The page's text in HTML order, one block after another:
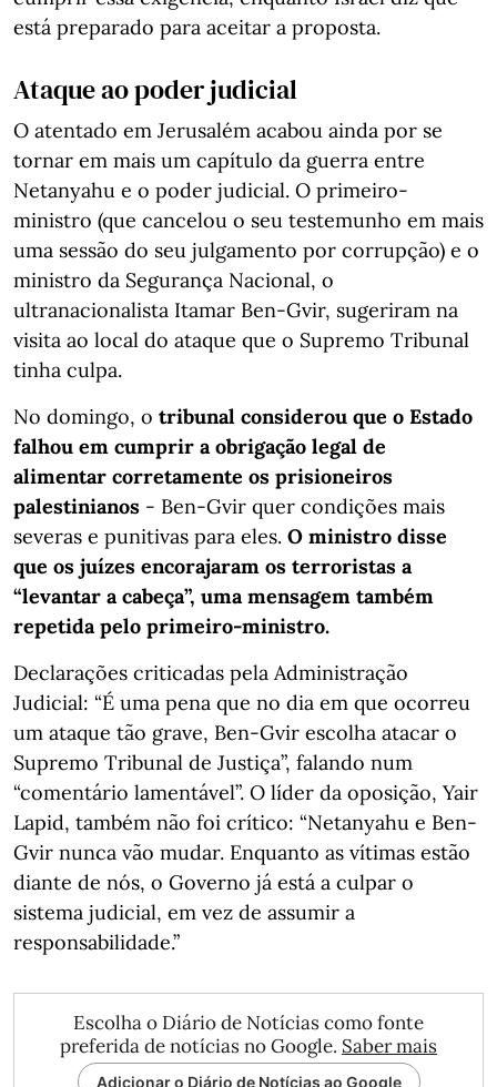
está preparado para aceitar a proposta.
Ataque ao poder judicial
O atentado em Jerusalém acabou ainda por se
tornar em mais um capítulo da guerra entre
Netanyahu e o poder judicial. O primeiro-
ministro (que cancelou o seu testemunho em mais
uma sessão do seu julgamento por corrupção) e o
ministro da Segurança Nacional, o
ultranacionalista Itamar Ben-Gvir, sugeriram na
visita ao local do ataque que o Supremo Tribunal
tinha culpa.
No domingo, o tribunal considerou que o Estado
falhou em cumprir a obrigação legal de
alimentar corretamente os prisioneiros
palestinianos - Ben-Gvir quer condições mais
severas e punitivas para eles. O ministro disse
que os juízes encorajaram os terroristas a
“levantar a cabeça”, uma mensagem também
repetida pelo primeiro-ministro.
Declarações criticadas pela Administração
Judicial: “É uma pena que no dia em que ocorreu
um ataque tão grave, Ben-Gvir escolha atacar o
Supremo Tribunal de Justiça”, falando num
“comentário lamentável”. O líder da oposição, Yair
Lapid, também não foi crítico: “Netanyahu e Ben-
Gvir nunca vão mudar. Enquanto as vítimas estão
diante de nós, o Governo já está a culpar o
sistema judicial, em vez de assumir a
responsabilidade.”
Escolha o Diário de Notícias como fonte
preferida de notícias no Google. Saber mais
Adicionar o Diário de Notícias ao Google